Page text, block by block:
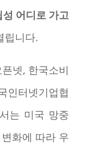
어디로 가고
립니다.
넷, 한국소비
인터넷기업협
는 미국 망중
화에 따라 우